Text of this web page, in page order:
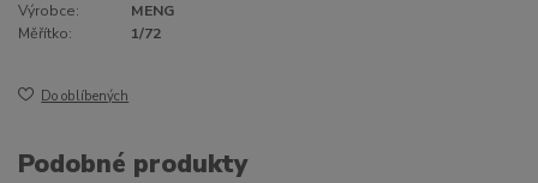
Výrobce:
MENG
Měřítko:
1/72
Do oblíbených
Podobné produkty